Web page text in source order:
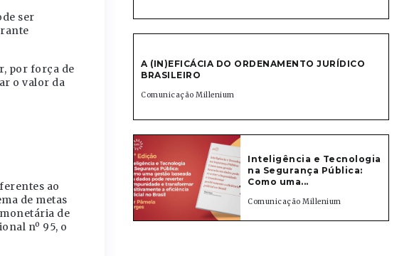
ser
por força de
o valor da
ao
de metas
de
nº 95, o
A (IN)EFICÁCIA DO ORDENAMENTO JURÍDICO
BRASILEIRO
Comunicação Millenium
Inteligência e Tecnologia
na Segurança Pública:
Como uma...
Comunicação Millenium